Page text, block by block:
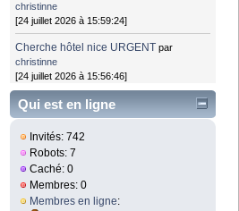
christinne
[24 juillet 2026 à 15:59:24]
Cherche hôtel nice URGENT par
christinne
[24 juillet 2026 à 15:56:46]
Qui est en ligne
Invités: 742
Robots: 7
Caché: 0
Membres: 0
Membres en ligne: